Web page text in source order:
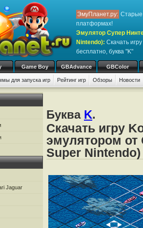
ЭмуПланет.ру: Старые
платформах!
Эмулятор Супер
Nintendo): Скачать игру
бесплатно, буква "K"
Game Boy GBAdvance GBColor
для запуска игр Рейтинг игр Обзоры Новости
E F G H I
Jaguar
Буква K.
Скачать игру
эмулятором от
Super Nintendo)